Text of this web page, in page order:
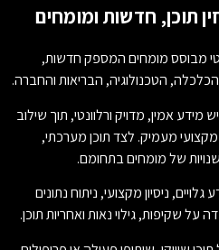
מבוסס מומחים המספק חדשות,
הטכנולוגיה, הבריאות והחברה.
אמין, מדויק ורלוונטי, תוך שילוב
מקצועי מעמיק. לצד תוכן מערכתי,
של מומחים בתחומם.
ניסיון מקצועי, ניתוח נתונים
שקיפות, גילוי נאות ואחריות תוכן.